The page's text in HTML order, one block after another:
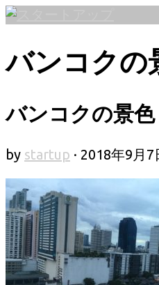
コ
テ
ン
へ
ス
キ
ッ
プ
バンコクの
バンコクの景色
by startup · 2018年9月7